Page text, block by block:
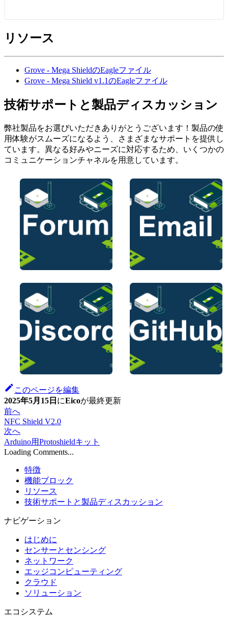
リソース
Grove - Mega ShieldのEagleファイル
Grove - Mega Shield v1.1のEagleファイル
技術サポートと製品ディスカッション
弊社製品をお選びいただきありがとうございます！製品の使
用体験がスムーズになるよう、さまざまなサポートを提供し
ています。異なる好みやニーズに対応するため、いくつかの
コミュニケーションチャネルを用意しています。
このページを編集
2025年5月15日 にEicoが最終更新
前へ
NFC Shield V2.0
次へ
Arduino用Protoshieldキット
Loading Comments...
特徴
機能ブロック
リソース
技術サポートと製品ディスカッション
ナビゲーション
はじめに
センサーとセンシング
ネットワーク
エッジコンピューティング
クラウド
ソリューション
エコシステム